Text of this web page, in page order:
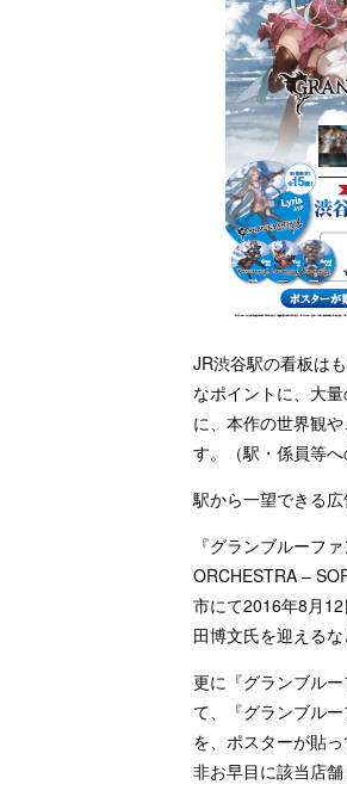
JR渋谷駅の看板は
なポイントに、大
に、本作の世界観
す。（駅・係員等へ
駅から一望できる
『グランブルーフ
ORCHESTRA –
市にて2016年8月
田博文氏を迎える
更に『グランブル
て、『グランブル
を、ポスターが貼
非お早目に該当店舗